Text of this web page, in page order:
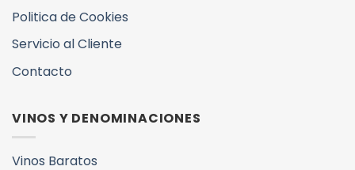
Politica de Cookies
Servicio al Cliente
Contacto
VINOS Y DENOMINACIONES
Vinos Baratos